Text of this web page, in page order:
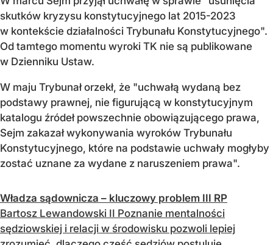
skutków kryzysu konstytucyjnego lat 2015-2023
w kontekście działalności Trybunału Konstytucyjnego".
Od tamtego momentu wyroki TK nie są publikowane
w Dzienniku Ustaw.
W maju Trybunał orzekł, że "uchwałą wydaną bez
podstawy prawnej, nie figurującą w konstytucyjnym
katalogu źródeł powszechnie obowiązującego prawa,
Sejm zakazał wykonywania wyroków Trybunału
Konstytucyjnego, które na podstawie uchwały mogłyby
zostać uznane za wydane z naruszeniem prawa".
Władza sądownicza – kluczowy problem III RP
Bartosz Lewandowski II Poznanie mentalności
sędziowskiej i relacji w środowisku pozwoli lepiej